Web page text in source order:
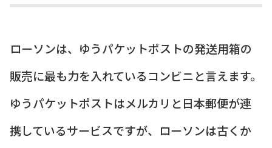
ローソンは、ゆうパケットポストの発送用箱の
販売に最も力を入れているコンビニと言えます。
ゆうパケットポストはメルカリと日本郵便が連
携しているサービスですが、ローソンは古くか